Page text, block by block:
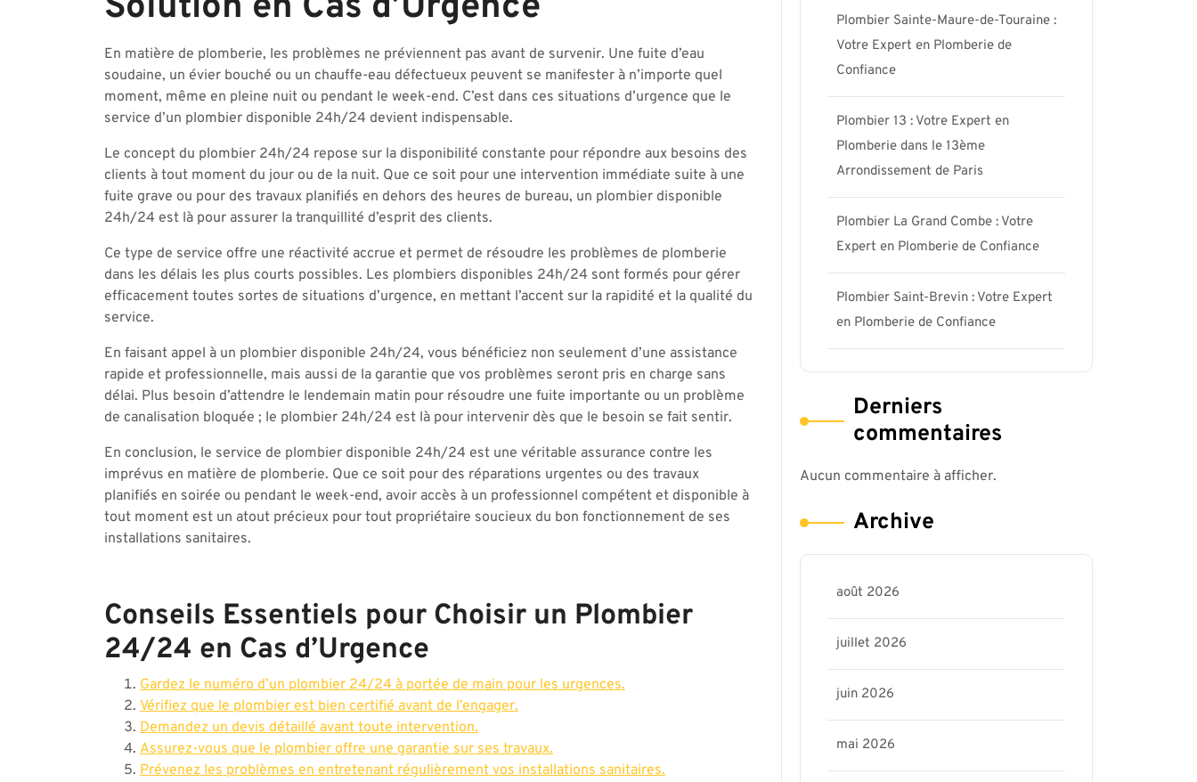
En matière de plomberie, les problèmes ne préviennent pas avant de survenir. Une fuite d’eau
soudaine, un évier bouché ou un chauffe-eau défectueux peuvent se manifester à n’importe quel
moment, même en pleine nuit ou pendant le week-end. C’est dans ces situations d’urgence que le
service d’un plombier disponible 24h/24 devient indispensable.
Le concept du plombier 24h/24 repose sur la disponibilité constante pour répondre aux besoins des
clients à tout moment du jour ou de la nuit. Que ce soit pour une intervention immédiate suite à une
fuite grave ou pour des travaux planifiés en dehors des heures de bureau, un plombier disponible
24h/24 est là pour assurer la tranquillité d’esprit des clients.
Ce type de service offre une réactivité accrue et permet de résoudre les problèmes de plomberie
dans les délais les plus courts possibles. Les plombiers disponibles 24h/24 sont formés pour gérer
efficacement toutes sortes de situations d’urgence, en mettant l’accent sur la rapidité et la qualité du
service.
En faisant appel à un plombier disponible 24h/24, vous bénéficiez non seulement d’une assistance
rapide et professionnelle, mais aussi de la garantie que vos problèmes seront pris en charge sans
délai. Plus besoin d’attendre le lendemain matin pour résoudre une fuite importante ou un problème
de canalisation bloquée ; le plombier 24h/24 est là pour intervenir dès que le besoin se fait sentir.
En conclusion, le service de plombier disponible 24h/24 est une véritable assurance contre les
imprévus en matière de plomberie. Que ce soit pour des réparations urgentes ou des travaux
planifiés en soirée ou pendant le week-end, avoir accès à un professionnel compétent et disponible à
tout moment est un atout précieux pour tout propriétaire soucieux du bon fonctionnement de ses
installations sanitaires.
Conseils Essentiels pour Choisir un Plombier
24/24 en Cas d’Urgence
Gardez le numéro d’un plombier 24/24 à portée de main pour les urgences.
Vérifiez que le plombier est bien certifié avant de l’engager.
Demandez un devis détaillé avant toute intervention.
Assurez-vous que le plombier offre une garantie sur ses travaux.
Prévenez les problèmes en entretenant régulièrement vos installations sanitaires.
Plombier Sainte-Maure-de-Touraine :
Votre Expert en Plomberie de
Confiance
Plombier 13 : Votre Expert en
Plomberie dans le 13ème
Arrondissement de Paris
Plombier La Grand Combe : Votre
Expert en Plomberie de Confiance
Plombier Saint-Brevin : Votre Expert
en Plomberie de Confiance
Derniers
commentaires
Aucun commentaire à afficher.
Archive
août 2026
juillet 2026
juin 2026
mai 2026